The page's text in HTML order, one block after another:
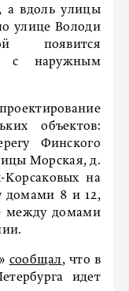
а вдоль улицы
улице Володи
появится
с наружным
объектов:
Финского
Морская, д.
Корсаковых на
домами 8 и 12,
между домами
сообщал, что в
идет